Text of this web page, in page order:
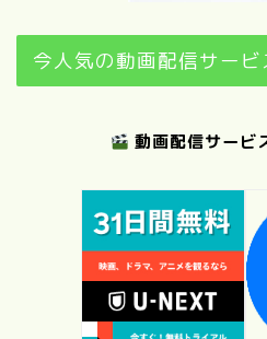
今人気の動画配信サー
動画配信サービ